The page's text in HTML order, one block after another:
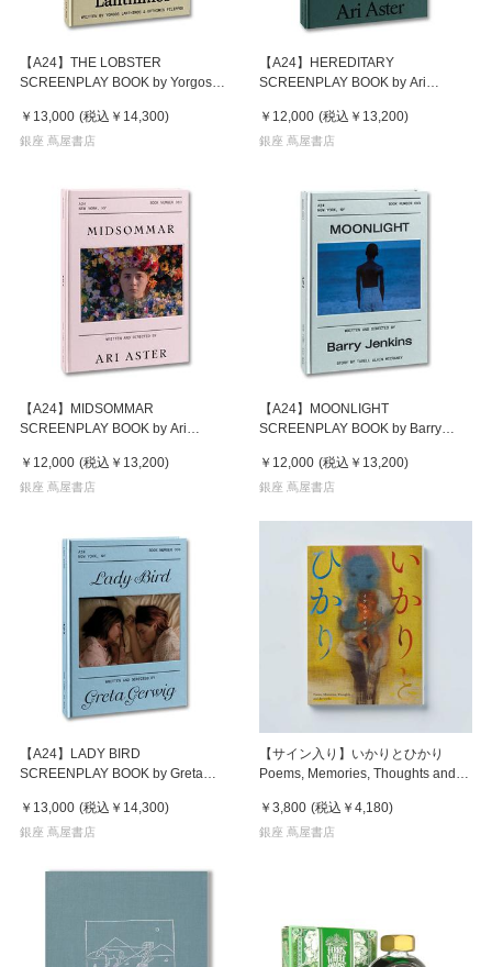
【A24】THE LOBSTER
SCREENPLAY BOOK by Yorgos
ヨルゴス・ランティモス 作品集
￥13,000 (税込 ￥14,300)
銀座 蔦屋書店
【A24】HEREDITARY
SCREENPLAY BOOK by Ari
承』 アリ・アスター 作品集
￥12,000 (税込 ￥13,200)
銀座 蔦屋書店
【A24】MIDSOMMAR
SCREENPLAY BOOK by Ari
リ・アスター 作品集
￥12,000 (税込 ￥13,200)
銀座 蔦屋書店
【A24】MOONLIGHT
SCREENPLAY BOOK by Barry
バリー・ジェンキンス 作品集
￥12,000 (税込 ￥13,200)
銀座 蔦屋書店
【A24】LADY BIRD
SCREENPLAY BOOK by Greta
ド』 グレタ・ガーウィグ 作品集
￥13,000 (税込 ￥14,300)
銀座 蔦屋書店
【サイン入り】いかりとひかり
Poems, Memories, Thoughts and
￥3,800 (税込 ￥4,180)
銀座 蔦屋書店